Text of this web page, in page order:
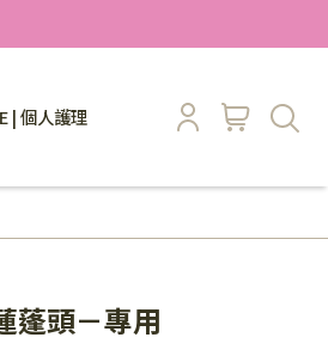
| 個人護理
蓬頭－專用